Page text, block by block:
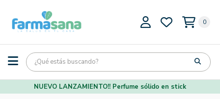
0
NUEVO LANZAMIENTO!! Perfume sólido en stick